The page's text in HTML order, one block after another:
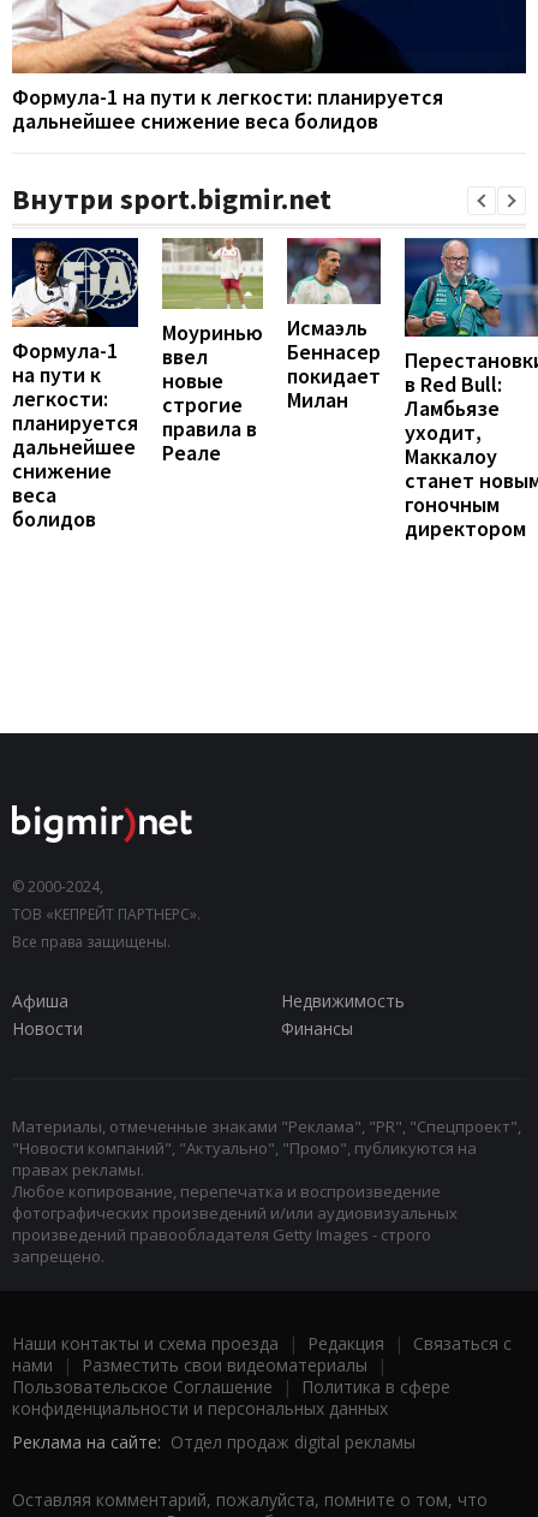
Формула-1 на пути к легкости: планируется
дальнейшее снижение веса болидов
Внутри sport.bigmir.net
Формула-1
на пути к
легкости:
планируется
дальнейшее
снижение
веса
болидов
Моуринью
ввел
новые
строгие
правила в
Реале
Исмаэль
Беннасер
покидает
Милан
в Red Bull:
Ламбьязе
уходит,
Маккалоу
станет
гоночным
директором
© 2000-2024,
ТОВ «КЕПРЕЙТ ПАРТНЕРС».
Все права защищены.
Афиша
Недвижимость
Новости
Финансы
Материалы, отмеченные знаками "Реклама", "PR", "Спецпроект",
"Новости компаний", "Актуально", "Промо", публикуются на
правах рекламы.
Любое копирование, перепечатка и воспроизведение
фотографических произведений и/или аудиовизуальных
произведений правообладателя Getty Images - строго
запрещено.
Наши контакты и схема проезда | Редакция | Связаться с
нами | Разместить свои видеоматериалы |
Пользовательское Соглашение |
Политика в сфере
конфиденциальности и персональных данных
Реклама на сайте: Отдел продаж digital рекламы
Оставляя комментарий, пожалуйста, помните о том, что